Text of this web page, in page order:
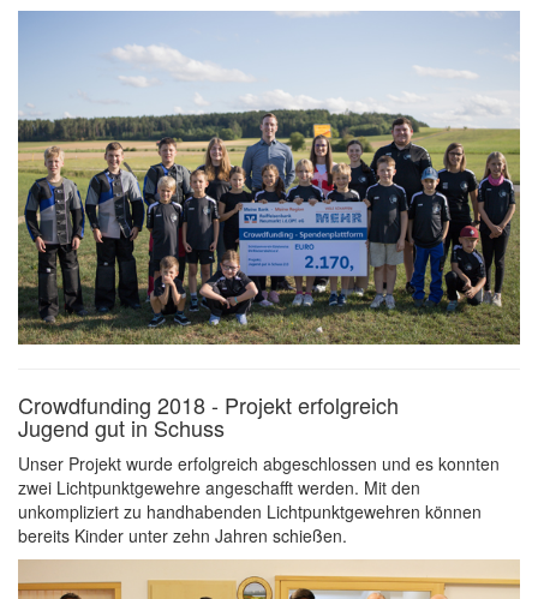
Crowdfunding 2018 - Projekt erfolgreich
Jugend gut in Schuss
Unser Projekt wurde erfolgreich abgeschlossen und es konnten
zwei Lichtpunktgewehre angeschafft werden. Mit den
unkompliziert zu handhabenden Lichtpunktgewehren können
bereits Kinder unter zehn Jahren schießen.